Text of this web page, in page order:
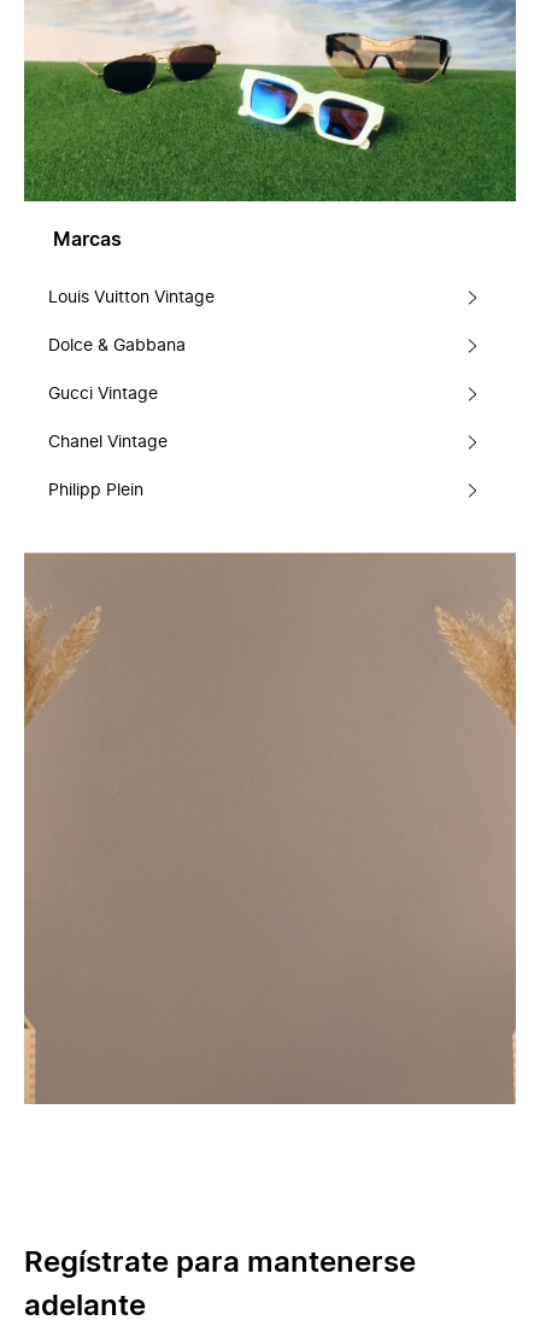
Marcas
Louis Vuitton Vintage
Dolce & Gabbana
Gucci Vintage
Chanel Vintage
Philipp Plein
Regístrate para mantenerse
adelante